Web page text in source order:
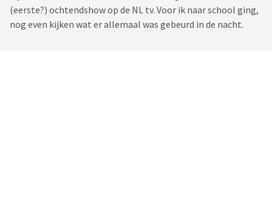
(eerste?) ochtendshow op de NL tv. Voor ik naar school ging,
nog even kijken wat er allemaal was gebeurd in de nacht.